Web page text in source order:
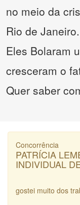
no meio da
Rio de Janeiro.
Eles Bolaram
cresceram o
Quer saber
Concorrência
PATRÍCIA
INDIVIDUAL
gostei muito dos